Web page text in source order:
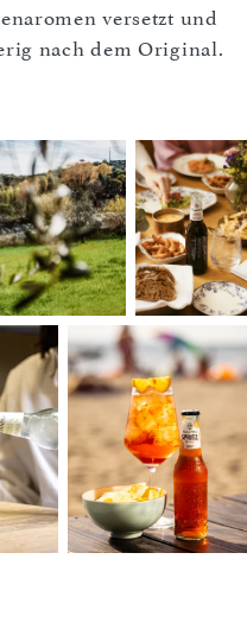
versetzt und
nach dem Original.